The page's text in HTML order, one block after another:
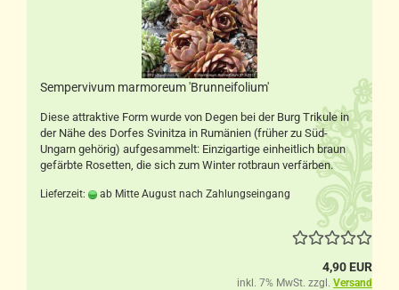
Sempervivum marmoreum 'Brunneifolium'
Diese attraktive Form wurde von Degen bei der Burg Trikule in
der Nähe des Dorfes Svinitza in Rumänien (früher zu Süd-
Ungarn gehörig) aufgesammelt: Einzigartige einheitlich braun
gefärbte Rosetten, die sich zum Winter rotbraun verfärben.
Lieferzeit: ab Mitte August nach Zahlungseingang
4,90 EUR
inkl. 7% MwSt. zzgl. Versand